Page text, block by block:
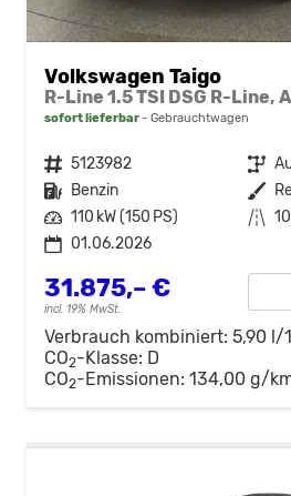
Volkswagen Taigo
sofort lieferbar Gebrauchtwagen
Fahrzeugnr. 5123982 Getriebe
Kraftstoff Benzin Außenfarbe
Leistung 110 kW (150 PS) Kilometerstand
01.06.2026
31.875,– €
incl. 19% MwSt.
Verbrauch kombiniert: 5,90 l/
CO2-Klasse: D
CO2-Emissionen: 134,00 g/